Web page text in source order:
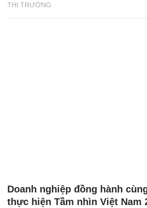
THỊ TRƯỜNG
Doanh nghiệp đồng hành
thực hiện Tầm nhìn Việt Nam